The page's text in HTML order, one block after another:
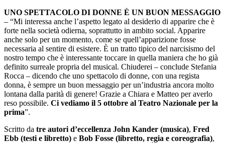
UNO SPETTACOLO DI DONNE È UN BUON MESSAGGIO
– “Mi interessa anche l’aspetto legato al desiderio di apparire che è
forte nella società odierna, soprattutto in ambito social. Apparire
anche solo per un momento, come se quell’apparizione fosse
necessaria al sentire di esistere. È un tratto tipico del narcisismo del
nostro tempo che è interessante toccare in quella maniera che ho già
definito surreale propria del musical. Chiuderei – conclude Stefania
Rocca – dicendo che uno spettacolo di donne, con una regista
donna, è sempre un buon messaggio per un’industria ancora molto
lontana dalla parità di genere! Grazie a Chiara e Matteo per averlo
reso possibile. Ci vediamo il 5 ottobre al Teatro Nazionale per la
prima”.
Scritto da tre autori d’eccellenza John Kander (musica), Fred
Ebb (testi e libretto) e Bob Fosse (libretto, regia e coreografia),